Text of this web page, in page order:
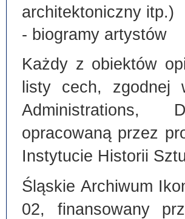
architektoniczny itp.)
- biogramy artystów
Każdy z obiektów
listy cech, zgodnej
Administrations,
opracowaną przez
Instytucie Historii
Śląskie Archiwum
02, finansowany